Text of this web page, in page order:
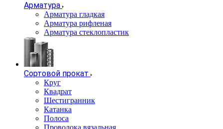
Арматура
Арматура гладкая
Арматура рифленая
Арматура стеклопластик
Сортовой прокат
Круг
Квадрат
Шестигранник
Катанка
Полоса
Проволока вязальная